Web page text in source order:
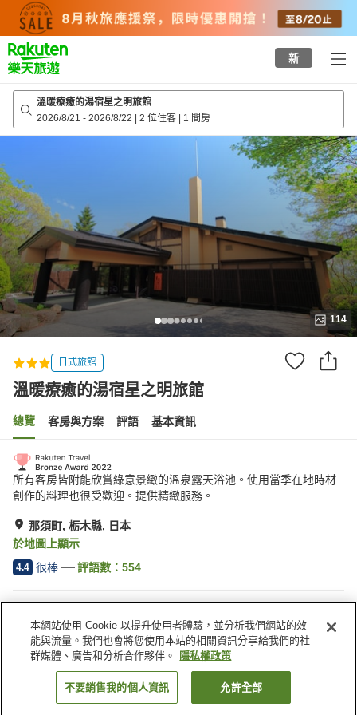
top
page
新
溫暖療癒的湯宿星之明旅館
2026/8/21 - 2026/8/22 | 2 位住客 | 1 間房
114
日式旅館
溫暖療癒的湯宿星之明旅館
總覽 客房與方案 評語 基本資訊
所有客房皆附能欣賞綠意景緻的溫泉露天浴池。使用當季在地時材
創作的料理也很受歡迎。提供精緻服務。
那須町, 栃木縣, 日本
於地圖上顯示
4.4 很棒 評語數： 554
停車場
Spa／美容沙龍
露天浴池（溫泉）
卡拉 OK 包廂
日本 栃木縣 那須町 溫暖療癒的湯宿星之明旅館
找客房
本網站使用 Cookie 以提升使用者體驗，並分析我們網站的效
能與流量。我們也會將您使用本站的相關資訊分享給我們的社
群媒體、廣告和分析合作夥伴。
隱私權政策
不要銷售我的個人資訊 允許全部